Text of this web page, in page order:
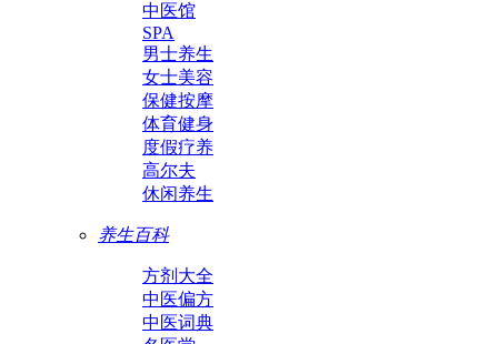
中医馆
SPA
男士养生
女士美容
保健按摩
体育健身
度假疗养
高尔夫
休闲养生
养生百科
方剂大全
中医偏方
中医词典